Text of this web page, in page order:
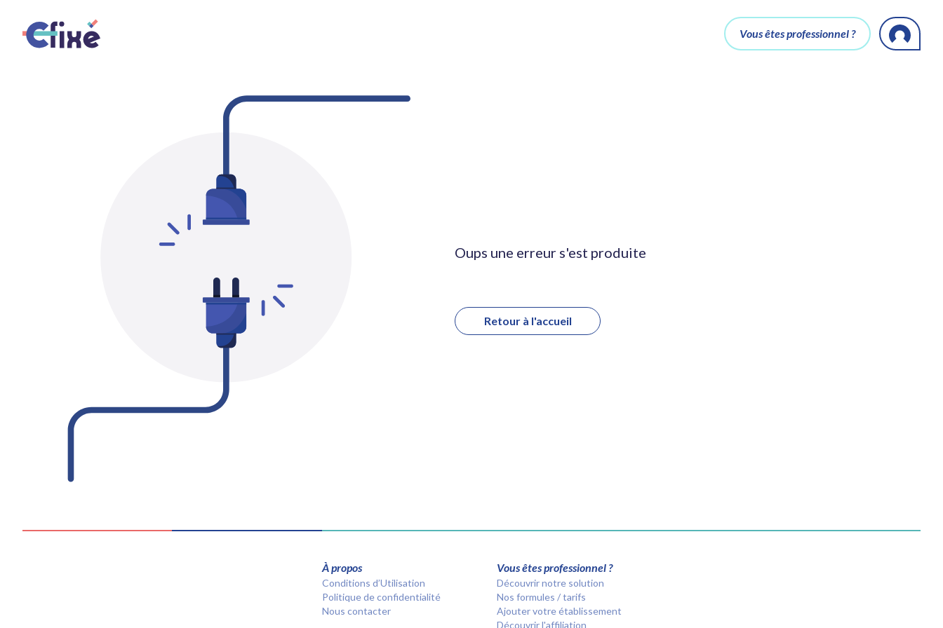
Vous êtes professionnel ?
Oups une erreur s'est produite
Retour à l'accueil
À propos
Conditions d’Utilisation
Politique de confidentialité
Nous contacter
Vous êtes professionnel ?
Découvrir notre solution
Nos formules / tarifs
Ajouter votre établissement
Découvrir l'affiliation